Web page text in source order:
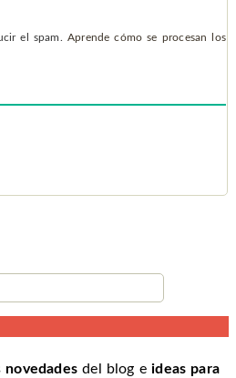
el spam. Aprende cómo se procesan los
novedades del blog eideas para